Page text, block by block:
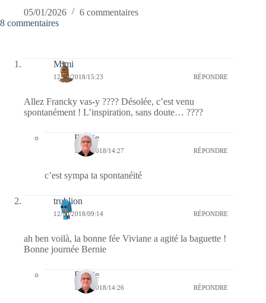
05/01/2026
6 commentaires
8 commentaires
Mimi
12/10/2018/15:23 RÉPONDRE
Allez Francky vas-y ???? Désolée, c’est venu
spontanément ! L’inspiration, sans doute… ????
Bernie
18/10/2018/14:27 RÉPONDRE
c’est sympa ta spontanéité
trublion
12/10/2018/09:14 RÉPONDRE
ah ben voilà, la bonne fée Viviane a agité la baguette !
Bonne journée Bernie
Bernie
18/10/2018/14:26 RÉPONDRE